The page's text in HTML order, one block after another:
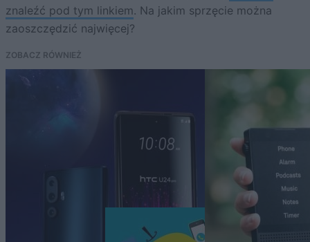
znaleźć pod tym linkiem. Na jakim sprzęcie można
zaoszczędzić najwięcej?
ZOBACZ RÓWNIEŻ